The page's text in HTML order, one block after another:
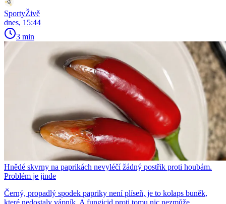
SportyŽivě
dnes, 15:44
3 min
Hnědé skvrny na paprikách nevyléčí žádný postřik proti houbám.
Problém je jinde
Černý, propadlý spodek papriky není plíseň, je to kolaps buněk,
které nedostaly vápník. A fungicid proti tomu nic nezmůže.